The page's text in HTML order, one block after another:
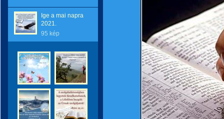
Ige a mai napra
2021.
95 kép